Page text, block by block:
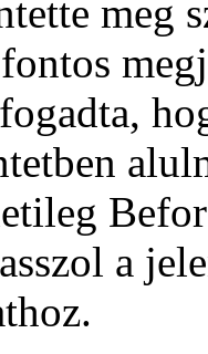
meg
a